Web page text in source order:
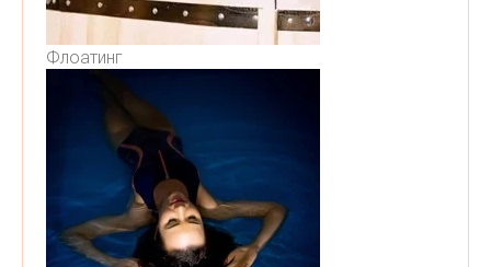
Флоатинг